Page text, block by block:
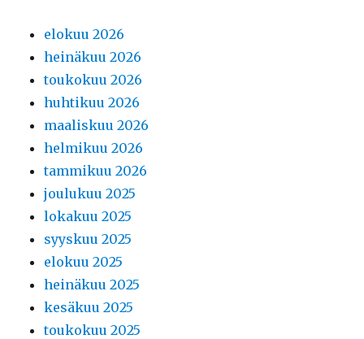
elokuu 2026
heinäkuu 2026
toukokuu 2026
huhtikuu 2026
maaliskuu 2026
helmikuu 2026
tammikuu 2026
joulukuu 2025
lokakuu 2025
syyskuu 2025
elokuu 2025
heinäkuu 2025
kesäkuu 2025
toukokuu 2025